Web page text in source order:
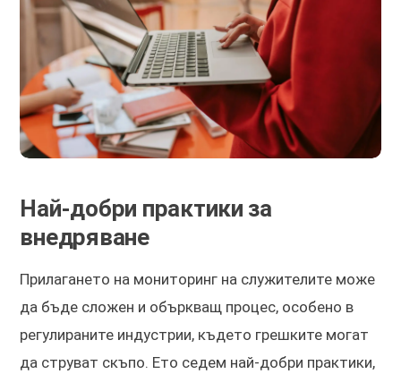
Най-добри практики за
внедряване
Прилагането на мониторинг на служителите може
да бъде сложен и объркващ процес, особено в
регулираните индустрии, където грешките могат
да струват скъпо. Ето седем най-добри практики,